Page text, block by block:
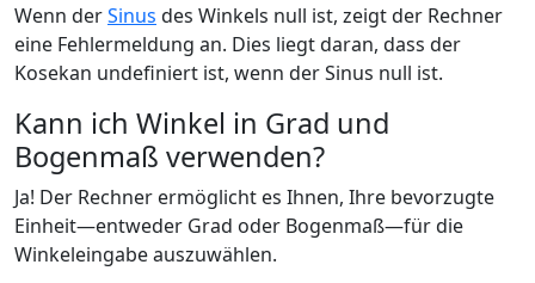
Wenn derSinus des Winkels null ist, zeigt der Rechner
eine Fehlermeldung an. Dies liegt daran, dass der
Kosekan undefiniert ist, wenn der Sinus null ist.
Kann ich Winkel in Grad und
Bogenmaß verwenden?
Ja! Der Rechner ermöglicht es Ihnen, Ihre bevorzugte
Einheit—entweder Grad oder Bogenmaß—für die
Winkeleingabe auszuwählen.